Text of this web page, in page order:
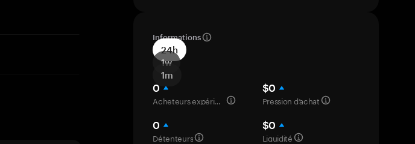
Informations
24h
1w
1m
0
Acheteurs expérimentés
$0
Pression d’achat
0
Détenteurs
$0
Liquidité